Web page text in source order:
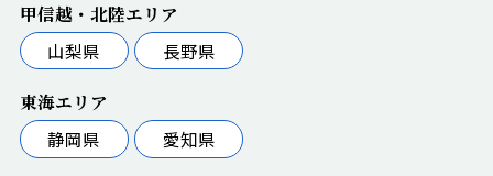
甲信越・北陸エリア
山梨県
長野県
東海エリア
静岡県
愛知県